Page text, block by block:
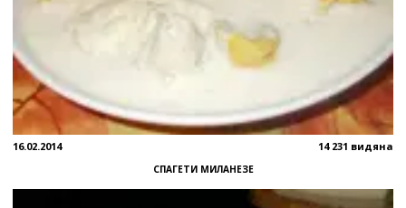
16.02.2014 14 231 видяна
СПАГЕТИ МИЛАНЕЗЕ